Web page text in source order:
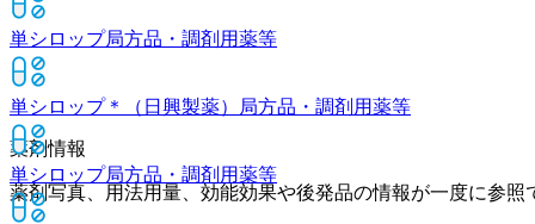
単シロップ局方品・調剤用薬等
単シロップ＊（日興製薬） 局方品・調剤用薬等
単シロップ局方品・調剤用薬等
薬剤情報
薬剤写真、用法用量、効能効果や後発品の情報が一度に参照